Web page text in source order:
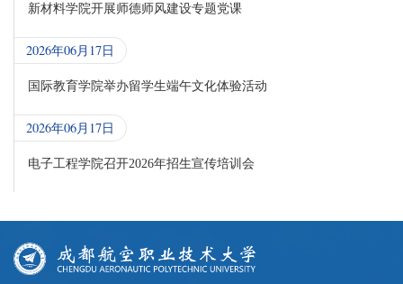
新材料学院开展师德师风建设专题党课
2026年06月17日
国际教育学院举办留学生端午文化体验活动
2026年06月17日
电子工程学院召开2026年招生宣传培训会